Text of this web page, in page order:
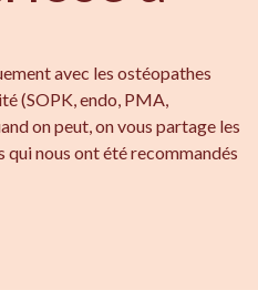
avec les ostéopathes
(SOPK, endo, PMA,
on peut, on vous partage les
nous ont été recommandés